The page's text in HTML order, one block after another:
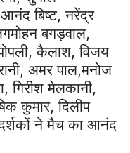
बिष्ट, नरेंद्र
बगड़वाल,
कैलाश, विजय
अमर पाल,मनोज
गिरीश मेलकानी,
कुमार, दिलीप
ने मैच का आनंद